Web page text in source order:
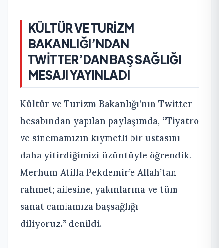
KÜLTÜR VE TURİZM
BAKANLIĞI’NDAN
TWİTTER’DAN BAŞ SAĞLIĞI
MESAJI YAYINLADI
Kültür ve Turizm Bakanlığı’nın Twitter
hesabından yapılan paylaşımda, “Tiyatro
ve sinemamızın kıymetli bir ustasını
daha yitirdiğimizi üzüntüyle öğrendik.
Merhum Atilla Pekdemir’e Allah’tan
rahmet; ailesine, yakınlarına ve tüm
sanat camiamıza başsağlığı
diliyoruz.”denildi.